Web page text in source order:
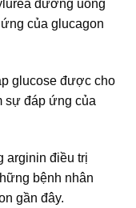
đường uống
của glucagon
glucose được cho
sự đáp ứng của
arginin điều trị
bệnh nhân
gần đây.